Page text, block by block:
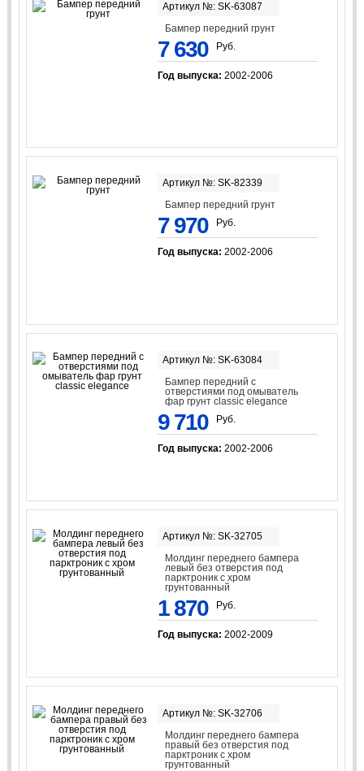
Артикул №: SK-63087
Бампер передний грунт
7 630 Руб.
Год выпуска: 2002-2006
Артикул №: SK-82339
Бампер передний грунт
7 970 Руб.
Год выпуска: 2002-2006
Артикул №: SK-63084
Бампер передний с
отверстиями под омыватель
фар грунт classic elegance
9 710 Руб.
Год выпуска: 2002-2006
Артикул №: SK-32705
Молдинг переднего бампера
левый без отверстия под
парктроник с хром
грунтованный
1 870 Руб.
Год выпуска: 2002-2009
Артикул №: SK-32706
Молдинг переднего бампера
правый без отверстия под
парктроник с хром
грунтованный